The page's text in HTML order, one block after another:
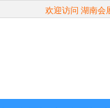
欢迎访问 湖南会